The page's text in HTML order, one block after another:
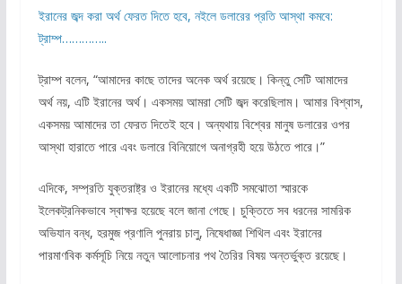
ইরানের জব্দ করা অর্থ ফেরত দিতে হবে, নইলে ডলারের প্রতি আস্থা কমবে:
ট্রাম্প…………..
ট্রাম্প বলেন, “আমাদের কাছে তাদের অনেক অর্থ রয়েছে। কিন্তু সেটি আমাদের
অর্থ নয়, এটি ইরানের অর্থ। একসময় আমরা সেটি জব্দ করেছিলাম। আমার বিশ্বাস,
একসময় আমাদের তা ফেরত দিতেই হবে। অন্যথায় বিশ্বের মানুষ ডলারের ওপর
আস্থা হারাতে পারে এবং ডলারে বিনিয়োগে অনাগ্রহী হয়ে উঠতে পারে।”
এদিকে, সম্প্রতি যুক্তরাষ্ট্র ও ইরানের মধ্যে একটি সমঝোতা স্মারকে
ইলেকট্রনিকভাবে স্বাক্ষর হয়েছে বলে জানা গেছে। চুক্তিতে সব ধরনের সামরিক
অভিযান বন্ধ, হরমুজ প্রণালি পুনরায় চালু, নিষেধাজ্ঞা শিথিল এবং ইরানের
পারমাণবিক কর্মসূচি নিয়ে নতুন আলোচনার পথ তৈরির বিষয় অন্তর্ভুক্ত রয়েছে।